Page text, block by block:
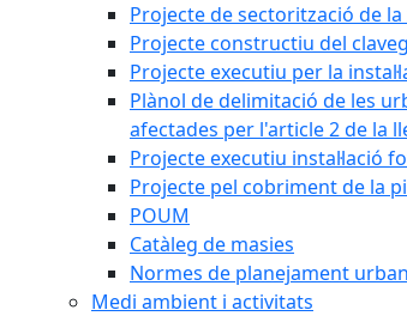
Projecte de sectorització de
Projecte constructiu del
Projecte executiu per la
Plànol de delimitació de les
afectades per l'article 2 de la
Projecte executiu instal·lació
Projecte pel cobriment de la
POUM
Catàleg de masies
Normes de planejament
Medi ambient i activitats